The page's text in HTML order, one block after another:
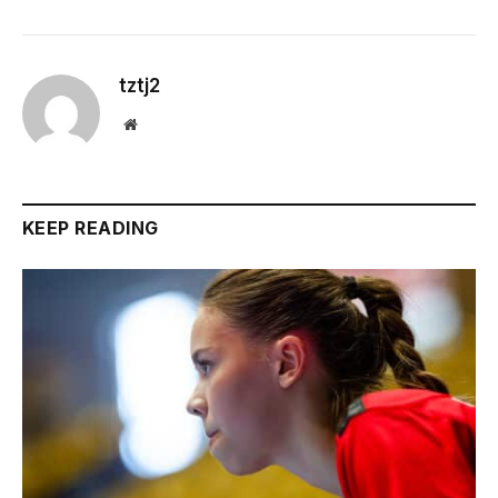
tztj2
Website
KEEP READING